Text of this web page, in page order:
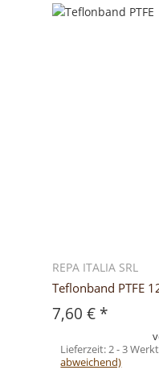
REPA ITALIA SRL
Teflonband PTFE
7,60 € *
Lieferzeit:2 - 3
abweichend)